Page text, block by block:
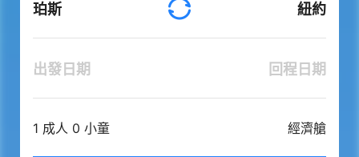
珀斯 紐約
出發日期 回程日期
1 成人 0 小童 經濟艙